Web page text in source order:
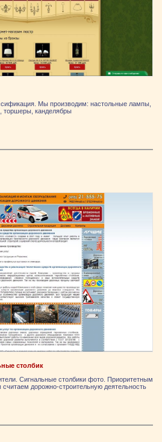
Мы производим: настольные лампы,
торшеры, канделябры
столбик
Сигнальные столбики фото. Приоритетным
дорожно-строительную деятельность